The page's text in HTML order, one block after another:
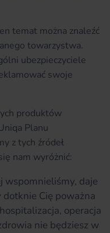
temat można znaleźć
towarzystwa.
ubezpieczyciele
swoje
produktów
Planu
z tych źródeł
nam wyróżnić:
wspomnieliśmy, daje
Cię poważna
operacja
nie będziesz w